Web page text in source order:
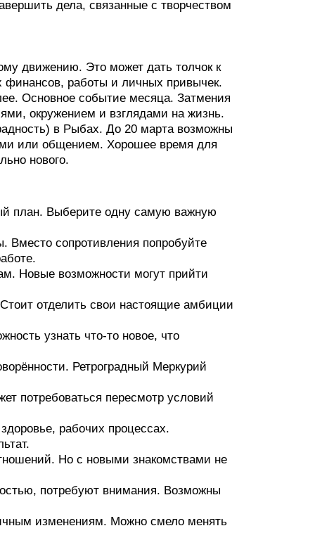
дела, связанные с творчеством
движению. Это может дать толчок к
финансов, работы и личных привычек.
Основное событие месяца. Затмения
окружением и взглядами на жизнь.
в Рыбах. До 20 марта возможны
или общением. Хорошее время для
нового.
план. Выберите одну самую важную
Вместо сопротивления попробуйте
Новые возможности могут прийти
отделить свои настоящие амбиции
узнать что-то новое, что
Ретроградный Меркурий
потребоваться пересмотр условий
рабочих процессах.
Но с новыми знакомствами не
потребуют внимания. Возможны
изменениям. Можно смело менять